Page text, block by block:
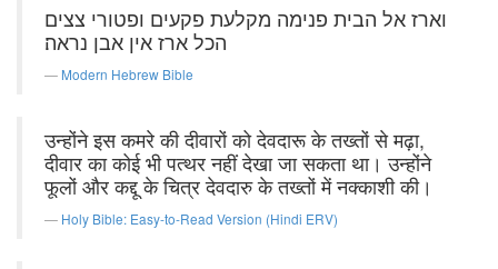
וארז אל הבית פנימה מקלעת פקעים ופטורי צצים
הכל ארז אין אבן נראה׃
Modern Hebrew Bible
उन्होंने इस कमरे की दीवारों को देवदारू के तख्तों से मढ़ा,
दीवार का कोई भी पत्थर नहीं देखा जा सकता था। उन्होंने
फूलों और कद्दू के चित्र देवदारु के तख्तों में नक्काशी की।
Holy Bible: Easy-to-Read Version (Hindi ERV)